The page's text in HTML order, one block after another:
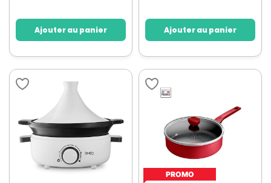
Ajouter au panier Ajouter au panier
PROMO